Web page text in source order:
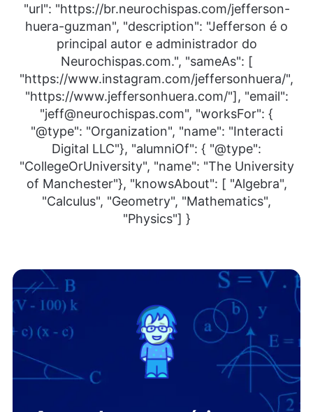
"url": "https://br.neurochispas.com/jefferson-
huera-guzman", "description": "Jefferson é o
principal autor e administrador do
Neurochispas.com.", "sameAs": [
"https://www.instagram.com/jeffersonhuera/",
"https://www.jeffersonhuera.com/"], "email":
"jeff@neurochispas.com", "worksFor": {
"@type": "Organization", "name": "Interacti
Digital LLC"}, "alumniOf": { "@type":
"CollegeOrUniversity", "name": "The University
of Manchester"}, "knowsAbout": [ "Algebra",
"Calculus", "Geometry", "Mathematics",
"Physics"] }